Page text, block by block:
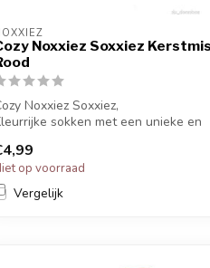
Noxxiez Soxxiez Kerstmis
Noxxiez Soxxiez,
sokken met een unieke en
op voorraad
Vergelijk